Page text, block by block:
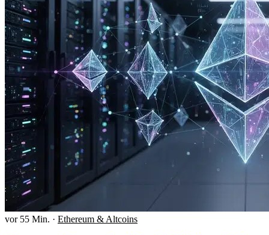
vor 55 Min. · Ethereum & Altcoins